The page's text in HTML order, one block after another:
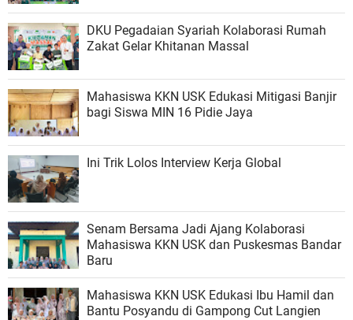
DKU Pegadaian Syariah Kolaborasi Rumah
Zakat Gelar Khitanan Massal
Mahasiswa KKN USK Edukasi Mitigasi Banjir
bagi Siswa MIN 16 Pidie Jaya
Ini Trik Lolos Interview Kerja Global
Senam Bersama Jadi Ajang Kolaborasi
Mahasiswa KKN USK dan Puskesmas Bandar
Baru
Mahasiswa KKN USK Edukasi Ibu Hamil dan
Bantu Posyandu di Gampong Cut Langien